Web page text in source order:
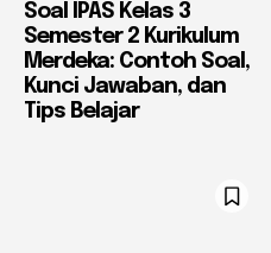
Soal IPAS Kelas 3
Semester 2 Kurikulum
Merdeka: Contoh Soal,
Kunci Jawaban, dan
Tips Belajar